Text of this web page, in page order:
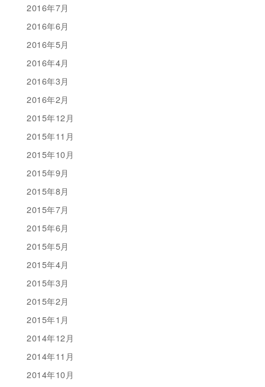
2016年7月
2016年6月
2016年5月
2016年4月
2016年3月
2016年2月
2015年12月
2015年11月
2015年10月
2015年9月
2015年8月
2015年7月
2015年6月
2015年5月
2015年4月
2015年3月
2015年2月
2015年1月
2014年12月
2014年11月
2014年10月